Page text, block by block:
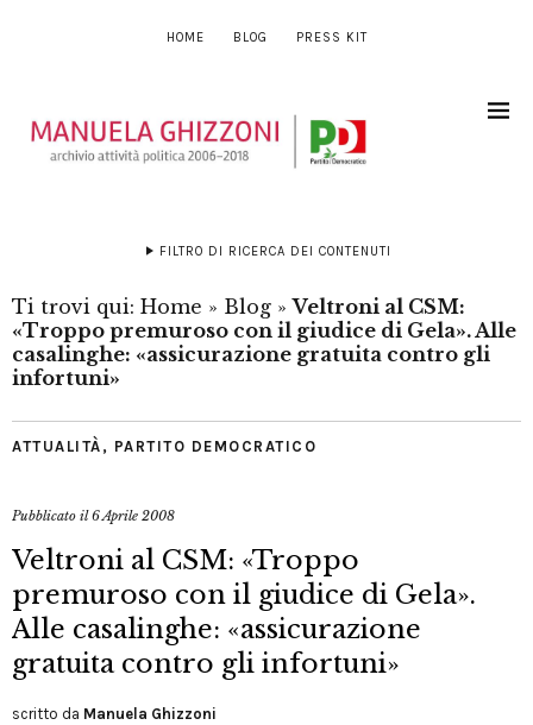
HOME BLOG PRESS KIT
FILTRO DI RICERCA DEI CONTENUTI
Ti trovi qui: Home » Blog »Veltroni al CSM:
«Troppo premuroso con il giudice di Gela». Alle
casalinghe: «assicurazione gratuita contro gli
infortuni»
ATTUALITÀ , PARTITO DEMOCRATICO
Pubblicato il6 Aprile 2008
Veltroni al CSM: «Troppo
premuroso con il giudice di Gela».
Alle casalinghe: «assicurazione
gratuita contro gli infortuni»
scritto da Manuela Ghizzoni